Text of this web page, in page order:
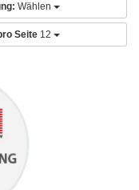
Wählen
Seite 12